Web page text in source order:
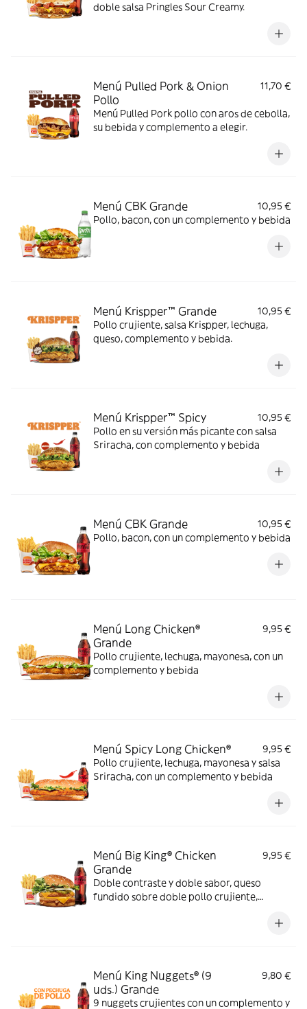
doble salsa Pringles Sour Creamy.
Menú Pulled Pork & Onion
Pollo
11,70 €
Menú Pulled Pork pollo con aros de cebolla,
su bebida y complemento a elegir.
Menú CBK Grande
10,95 €
Pollo, bacon, con un complemento y bebida
Menú Krispper™ Grande
10,95 €
Pollo crujiente, salsa Krispper, lechuga,
queso, complemento y bebida.
Menú Krispper™ Spicy
10,95 €
Pollo en su versión más picante con salsa
Sriracha, con complemento y bebida
Menú CBK Grande
10,95 €
Pollo, bacon, con un complemento y bebida
Menú Long Chicken®
Grande
9,95 €
Pollo crujiente, lechuga, mayonesa, con un
complemento y bebida
Menú Spicy Long Chicken®
9,95 €
Pollo crujiente, lechuga, mayonesa y salsa
Sriracha, con un complemento y bebida
Menú Big King® Chicken
Grande
9,95 €
Doble contraste y doble sabor, queso
fundido sobre doble pollo crujiente,
exquisita salsa Big King entre dos panes de
Menú King Nuggets® (9
uds.) Grande
9,80 €
9 nuggets crujientes con un complemento y